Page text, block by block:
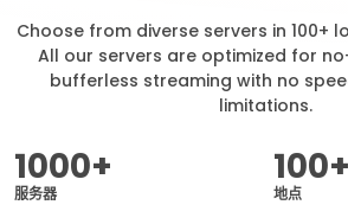
Choose from diverse servers in 100+
All our servers are optimized for
bufferless streaming with no
limitations.
1000+
服务器
100+
地点